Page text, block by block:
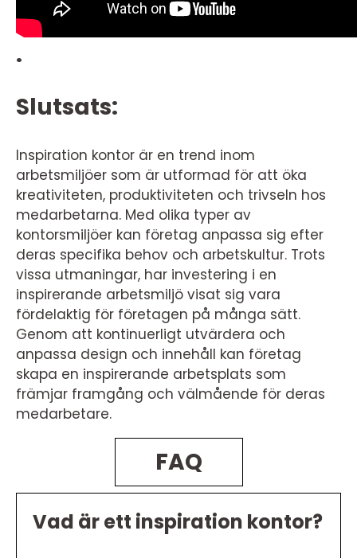
.
Slutsats:
Inspiration kontor är en trend inom
arbetsmiljöer som är utformad för att öka
kreativiteten, produktiviteten och trivseln hos
medarbetarna. Med olika typer av
kontorsmiljöer kan företag anpassa sig efter
deras specifika behov och arbetskultur. Trots
vissa utmaningar, har investering i en
inspirerande arbetsmiljö visat sig vara
fördelaktig för företagen på många sätt.
Genom att kontinuerligt utvärdera och
anpassa design och innehåll kan företag
skapa en inspirerande arbetsplats som
främjar framgång och välmående för deras
medarbetare.
FAQ
Vad är ett inspiration kontor?